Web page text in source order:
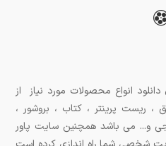
انواع محصولات مورد نیاز از
، ریست پرینتر ، کتاب ، بروشور ،
و... می باشد همچنین سایت پاور